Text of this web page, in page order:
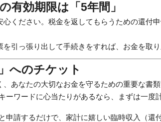
有効期限は「5年間」
ください。税金を返してもらうための還付申
引っ張り出して手続きをすれば、お金を取り
へのチケット
あなたの大切なお金を守るための重要な書類
ーワードに心当たりがあるなら、まずは一度
申請するだけで、家計に嬉しい臨時収入（還